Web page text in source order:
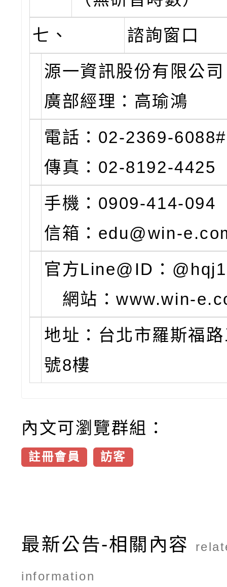
七、
諮詢窗口
源一資訊股份有限公
廣部經理：高瑜鴻
電話：02-2369-
傳真：02-8192-4425
手機：0909-
信箱：edu@win-
官方Line@ID：
網站：www.win-
地址：台北市羅斯福
號8樓
內文可瀏覽群組：
註冊會員 訪客
最新公告-相關內容
information